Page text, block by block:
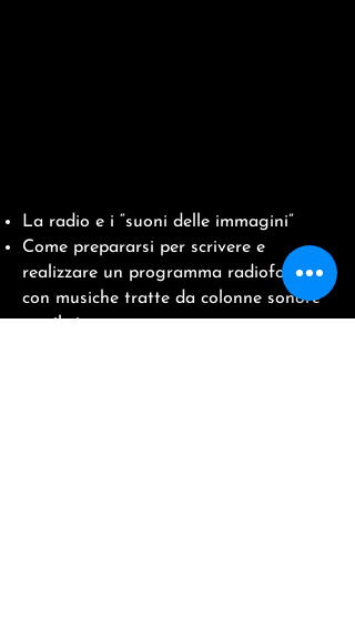
La radio e i “suoni delle immagini”
Come prepararsi per scrivere e
realizzare un programma radiofonico.
con musiche tratte da colonne sonore
per il cinema.